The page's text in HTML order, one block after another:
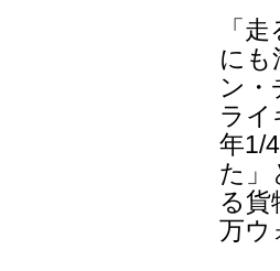
「
にも
ン・
ライ
年1/
た」
る貨
万ウ